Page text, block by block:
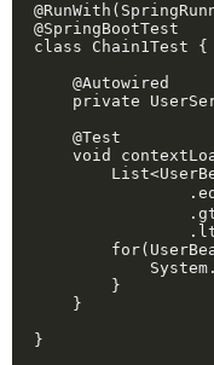
@SpringBootTest
class Chain1Test {
@Autowired
private
@Test
void
List<UserBean>
.lt("age",
for(UserBean
}
}
}